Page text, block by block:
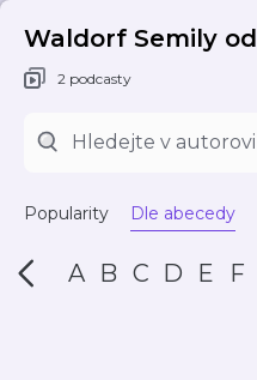
Waldorf Semily
2 podcasty
Popularity Dle abecedy
A B C D E F